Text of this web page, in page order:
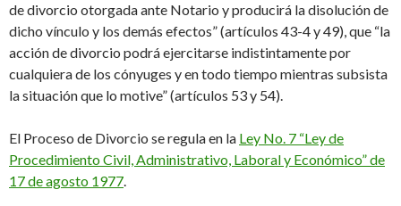
de divorcio otorgada ante Notario y producirá la disolución de
dicho vínculo y los demás efectos” (artículos 43-4 y 49), que “la
acción de divorcio podrá ejercitarse indistintamente por
cualquiera de los cónyuges y en todo tiempo mientras subsista
la situación que lo motive” (artículos 53 y 54).
El Proceso de Divorcio se regula en la Ley No. 7 “Ley de
Procedimiento Civil, Administrativo, Laboral y Económico” de
17 de agosto 1977.